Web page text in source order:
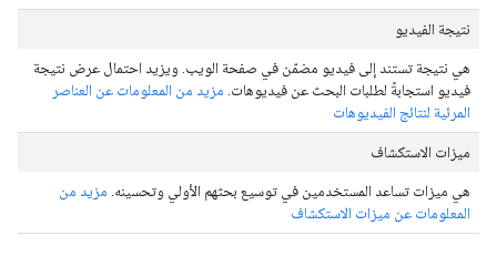
نتيجة الفيديو
هي نتيجة تستند إلى فيديو مضمّن في صفحة الويب. ويزيد احتمال عرض نتيجة
فيديو استجابةً لطلبات البحث عن فيديوهات. مزيد من المعلومات عن العناصر
المرئية لنتائج الفيديوهات
ميزات الاستكشاف
هي ميزات تساعد المستخدمين في توسيع بحثهم الأولي وتحسينه. مزيد من
المعلومات عن ميزات الاستكشاف